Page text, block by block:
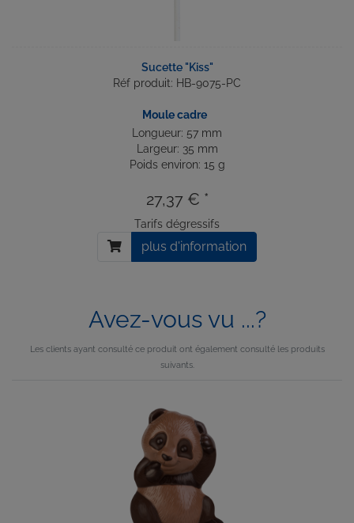
Sucette "Kiss"
Réf produit: HB-9075-PC
Moule cadre
Longueur: 57 mm
Largeur: 35 mm
Poids environ: 15 g
27,37 € *
Tarifs dégressifs
plus d'information
Avez-vous vu ...?
Les clients ayant consulté ce produit ont également consulté les produits
suivants.